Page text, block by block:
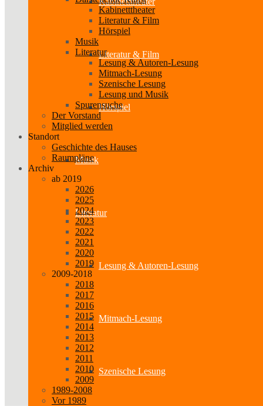
Literatur & Film
Hörspiel
Musik
Literatur
Lesung & Autoren-Lesung
Mitmach-Lesung
Szenische Lesung
Kabinetttheater
Literatur & Film
Hörspiel
Musik
Literatur
Lesung & Autoren-Lesung
Mitmach-Lesung
Szenische Lesung
Lesung und Musik
Spurensuche
Der Vorstand
Mitglied werden
Standort
Geschichte des Hauses
Raumpläne
Archiv
ab 2019
2026
2025
2024
2023
2022
2021
2020
2019
2009-2018
2018
2017
2016
2015
2014
2013
2012
2011
2010
2009
1989-2008
Vor 1989